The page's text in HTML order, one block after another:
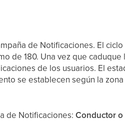
de Notificaciones. El
de 180. Una vez que
de los usuarios. El
se establecen según la
de Notificaciones:Conductor o